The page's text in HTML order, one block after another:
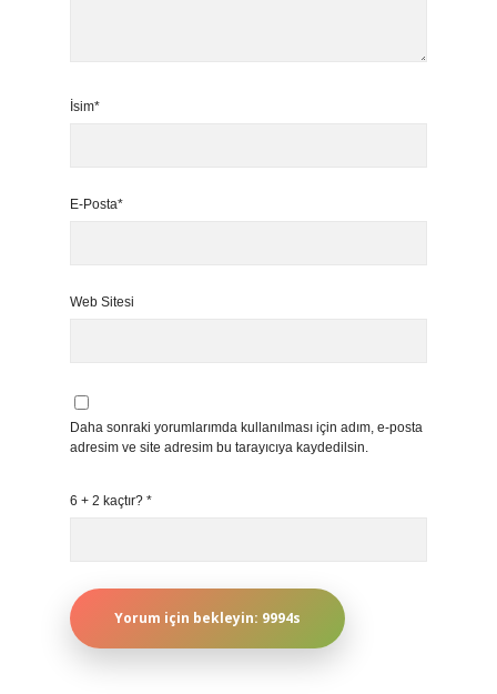
İsim*
E-Posta*
Web Sitesi
Daha sonraki yorumlarımda kullanılması için adım, e-posta
adresim ve site adresim bu tarayıcıya kaydedilsin.
6 + 2 kaçtır? *